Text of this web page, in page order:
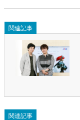
関連記事
関連記事